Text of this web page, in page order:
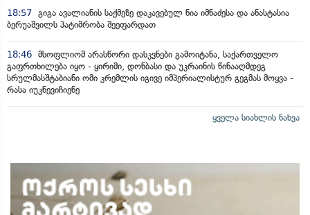
18:57 გიგა ავალიანის საქმეზე დაკავებულ ნია იმნაძესა და ანასტასია
ბერუაშვილს პატიმრობა შეეფარდათ
18:46 მსოფლიომ არასწორი დასკვნები გამოიტანა, საქართველო
გაფრთხილება იყო - ყირიმი, დონბასი და უკრაინის წინააღმდეგ
სრულმასშტაბიანი ომი კრემლის იგივე იმპერიალისტურ გეგმას მოყვა -
რასა იუკნევიჩიენე
ყველა სიახლის ნახვა